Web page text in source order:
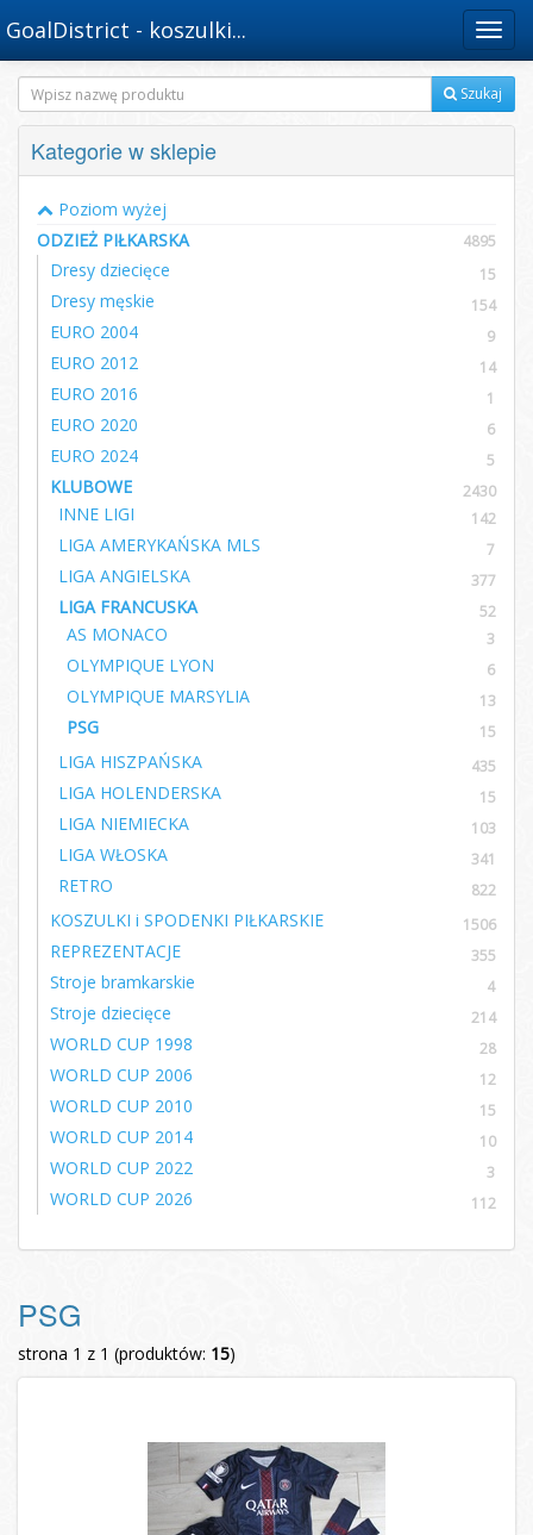
Menu
GoalDistrict - koszulki...
Szukaj
Kategorie w sklepie
Poziom wyżej
ODZIEŻ PIŁKARSKA
4895
Dresy dziecięce 15
Dresy męskie 154
EURO 2004 9
EURO 2012 14
EURO 2016 1
EURO 2020 6
EURO 2024 5
KLUBOWE 2430
INNE LIGI 142
LIGA AMERYKAŃSKA MLS 7
LIGA ANGIELSKA 377
LIGA FRANCUSKA 52
AS MONACO 3
OLYMPIQUE LYON 6
OLYMPIQUE MARSYLIA 13
PSG 15
LIGA HISZPAŃSKA 435
LIGA HOLENDERSKA 15
LIGA NIEMIECKA 103
LIGA WŁOSKA 341
RETRO 822
KOSZULKI i SPODENKI PIŁKARSKIE 1506
REPREZENTACJE 355
Stroje bramkarskie 4
Stroje dziecięce 214
WORLD CUP 1998 28
WORLD CUP 2006 12
WORLD CUP 2010 15
WORLD CUP 2014 10
WORLD CUP 2022 3
WORLD CUP 2026 112
PSG
strona 1 z 1 (produktów: 15)